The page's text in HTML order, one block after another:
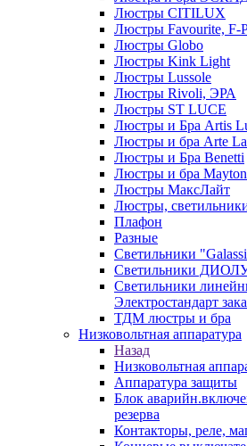
Люстры CITILUX
Люстры Favourite, F-
Люстры Globo
Люстры Kink Light
Люстры Lussole
Люстры Rivoli, ЭРА
Люстры ST LUCE
Люстры и Бра Artis
Люстры и бра Arte
Люстры и Бра Benetti
Люстры и бра
Люстры МаксЛайт
Люстры,
Плафон
Разные
Светильники
Светильники
Светильники
Электростандарт
ТДМ люстры и бра
Низковольтная аппаратура
Назад
Низковольтная
Аппаратура защиты
Блок
резерва
Контакторы, реле,